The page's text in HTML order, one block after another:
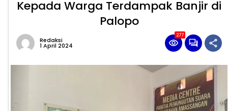
Kepada Warga Terdampak Banjir di
Palopo
Redaksi
1 April 2024
277